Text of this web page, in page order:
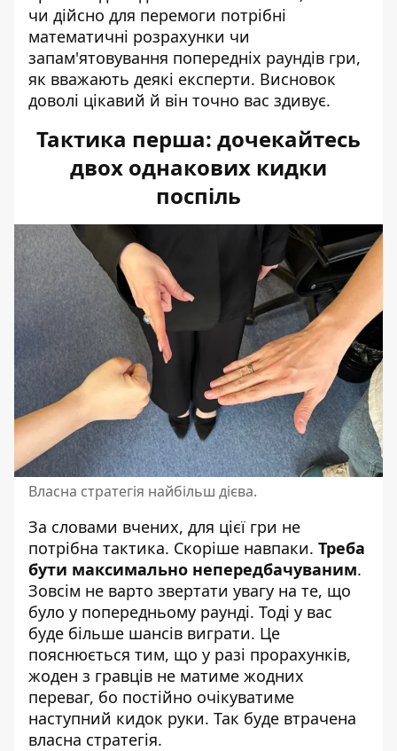
чи дійсно для перемоги потрібні
математичні розрахунки чи
запам'ятовування попередніх раундів гри,
як вважають деякі експерти. Висновок
доволі цікавий й він точно вас здивує.
Тактика перша: дочекайтесь
двох однакових кидки
поспіль
Власна стратегія найбільш дієва.
За словами вчених, для цієї гри не
потрібна тактика. Скоріше навпаки. Треба
бути максимально непередбачуваним.
Зовсім не варто звертати увагу на те, що
було у попередньому раунді. Тоді у вас
буде більше шансів виграти. Це
пояснюється тим, що у разі прорахунків,
жоден з гравців не матиме жодних
переваг, бо постійно очікуватиме
наступний кидок руки. Так буде втрачена
власна стратегія.